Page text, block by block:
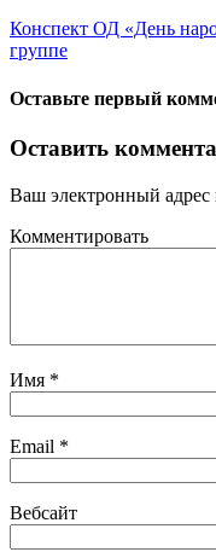
Конспект ОД «День
группе
Оставьте первый
Оставить
Ваш электронный адрес
Комментировать
Имя *
Email *
Вебсайт